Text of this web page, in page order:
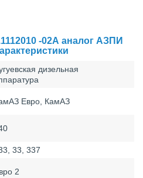
-02А аналог АЗПИ
дизельная
Евро, КамАЗ
33, 337
2